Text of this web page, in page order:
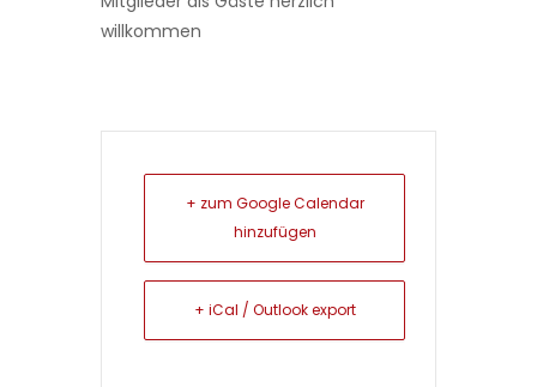
willkommen
+ zum Google Calendar
hinzufügen
+ iCal / Outlook export